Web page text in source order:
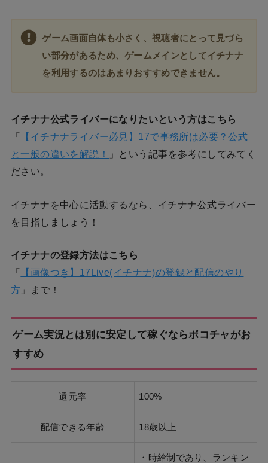
ゲーム画面自体も小さく、視聴者にとって見づら
い部分があるため、ゲームメインとしてイチナナ
を利用するのはあまりおすすめできません。
イチナナ公式ライバーになりたいという方はこちら
「
【イチナナライバー必見】17で事務所は必要？公式
と一般の違いを解説！
」という記事を参考にしてみてく
ださい。
イチナナを中心に活動するなら、イチナナ公式ライバー
を目指しましょう！
イチナナの登録方法はこちら
「 【画像つき】17Live(イチナナ)の登録と配信のやり
方 」まで！
ゲーム実況とは別に安定して稼ぐならポコチャがお
すすめ
還元率 100%
配信できる年齢 18歳以上
・時給制であり、ランキン